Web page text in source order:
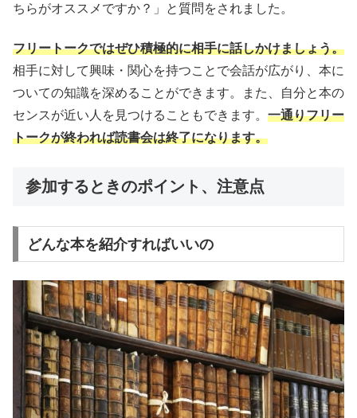
ちらがオススメですか？」と質問をされました。
フリートークではぜひ積極的に相手に話しかけましょう。
相手に対して興味・関心を持つことで会話が広がり、本に
ついての知識を深めることができます。また、自分と本の
センスが近い人を見つけることもできます。 一通りフリー
トークが終われば読書会は終了になります。
参加するときのポイント、注意点
どんな本を紹介すればいいの